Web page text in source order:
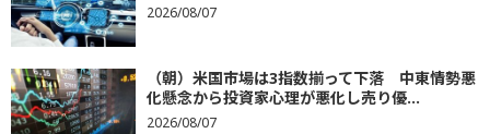
2026/08/07
（朝）米国市場は3指数揃って下落 中東情勢悪
化懸念から投資家心理が悪化し売り優...
2026/08/07